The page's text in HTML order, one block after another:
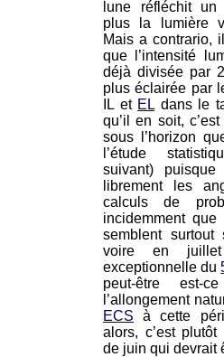
lune réfléchit
plus la lumière
Mais a contrario,
que l’intensité
déjà divisée par
plus éclairée par
IL et EL dans le
qu’il en soit,
sous l’horizon
l’étude
suivant)
librement les
calculs de
incidemment que
semblent
voire en
exceptionnelle du
peut-être est-
l’allongement
ECS à cette
alors, c’est
de juin qui devrait